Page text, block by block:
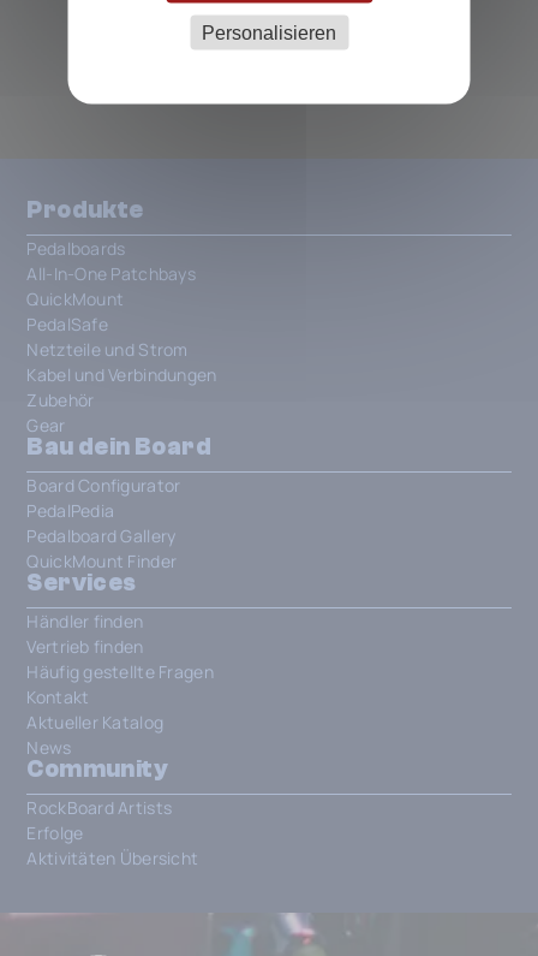
Personalisieren
ALLE CRITTER & GUITARI PEDALS
Produkte
Pedalboards
All-In-One Patchbays
QuickMount
PedalSafe
Netzteile und Strom
Kabel und Verbindungen
Zubehör
Gear
Bau dein Board
Board Configurator
PedalPedia
Pedalboard Gallery
QuickMount Finder
Services
Händler finden
Vertrieb finden
Häufig gestellte Fragen
Kontakt
Aktueller Katalog
News
Community
RockBoard Artists
Erfolge
Aktivitäten Übersicht